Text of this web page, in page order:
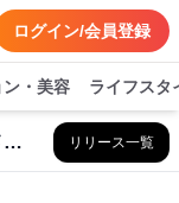
ログイン/会員登録
・美容 ライフスタ
株式会社トムス・エンタテインメント リリース一覧